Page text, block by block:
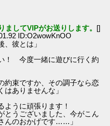
ましてVIPがお送りします。 []
ID:O2wowKnOO
彼とは」
！ 今度一緒に遊びに行く約
束ですか、その調子なら恋
はありませんな」
ように頑張ります！
うございました、今がこん
んのおかげです……」